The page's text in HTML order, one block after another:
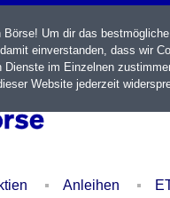
Anleihen
Um dir das
einverstanden, dass wir
Dienste im Einzelnen
Website jederzeit